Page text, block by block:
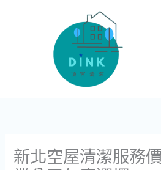
新北空屋清潔服務